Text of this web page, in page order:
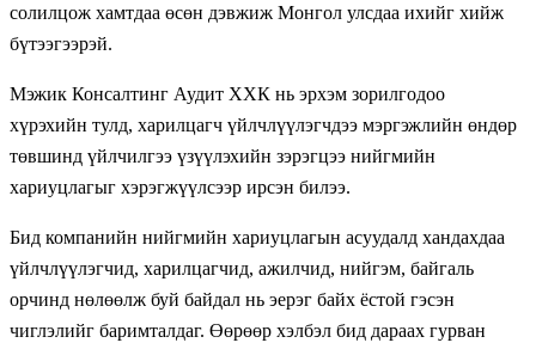
солилцож хамтдаа өсөн дэвжиж Монгол улсдаа ихийг хийж
бүтээгээрэй.
Мэжик Консалтинг Аудит ХХК нь эрхэм зорилгодоо
хүрэхийн тулд, харилцагч үйлчлүүлэгчдээ мэргэжлийн өндөр
төвшинд үйлчилгээ үзүүлэхийн зэрэгцээ нийгмийн
хариуцлагыг хэрэгжүүлсээр ирсэн билээ.
Бид компанийн нийгмийн хариуцлагын асуудалд хандахдаа
үйлчлүүлэгчид, харилцагчид, ажилчид, нийгэм, байгаль
орчинд нөлөөлж буй байдал нь эерэг байх ёстой гэсэн
чиглэлийг баримталдаг. Өөрөөр хэлбэл бид дараах гурван